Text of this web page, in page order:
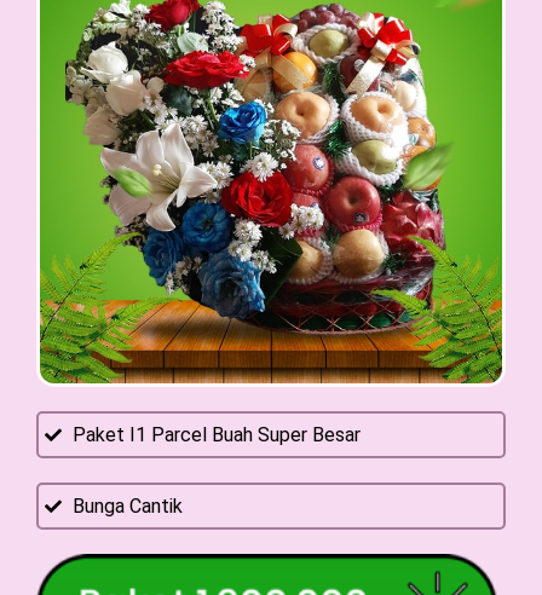
Paket I1 Parcel Buah Super Besar
Bunga Cantik